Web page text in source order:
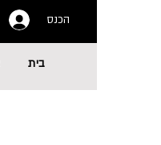
הכנס
בית